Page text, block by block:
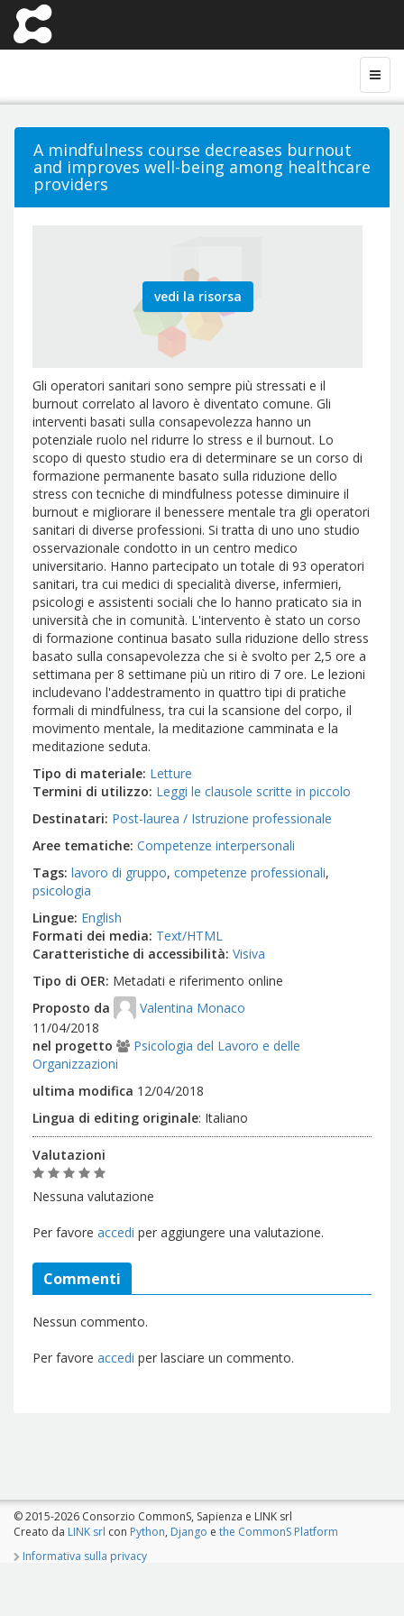
A mindfulness course decreases burnout
and improves well-being among healthcare
providers
vedi la risorsa
Gli operatori sanitari sono sempre più stressati e il
burnout correlato al lavoro è diventato comune. Gli
interventi basati sulla consapevolezza hanno un
potenziale ruolo nel ridurre lo stress e il burnout. Lo
scopo di questo studio era di determinare se un corso di
formazione permanente basato sulla riduzione dello
stress con tecniche di mindfulness potesse diminuire il
burnout e migliorare il benessere mentale tra gli operatori
sanitari di diverse professioni. Si tratta di uno uno studio
osservazionale condotto in un centro medico
universitario. Hanno partecipato un totale di 93 operatori
sanitari, tra cui medici di specialità diverse, infermieri,
psicologi e assistenti sociali che lo hanno praticato sia in
università che in comunità. L'intervento è stato un corso
di formazione continua basato sulla riduzione dello stress
basato sulla consapevolezza che si è svolto per 2,5 ore a
settimana per 8 settimane più un ritiro di 7 ore. Le lezioni
includevano l'addestramento in quattro tipi di pratiche
formali di mindfulness, tra cui la scansione del corpo, il
movimento mentale, la meditazione camminata e la
meditazione seduta.
Tipo di materiale Letture
Termini di utilizzo Leggi le clausole scritte in piccolo
Destinatari Post-laurea / Istruzione professionale
Aree tematiche Competenze interpersonali
Tags lavoro di gruppo competenze professionali
psicologia
Lingue English
Formati dei media Text/HTML
Caratteristiche di accessibilità Visiva
Tipo di OER Metadati e riferimento online
Proposto da
Valentina Monaco
11/04/2018
nel progetto
Psicologia del Lavoro e delle
Organizzazioni
ultima modifica 12/04/2018
Lingua di editing originale: Italiano
Valutazioni
Nessuna valutazione
Per favore accedi per aggiungere una valutazione.
Commenti
Nessun commento.
Per favore accedi per lasciare un commento.
© 2015-2026 Consorzio CommonS, Sapienza e LINK srl
Creato da LINK srl con Python, Django e the CommonS Platform
Informativa sulla privacy